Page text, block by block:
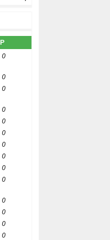
P
0
0
0
0
0
0
0
0
0
0
0
0
0
0